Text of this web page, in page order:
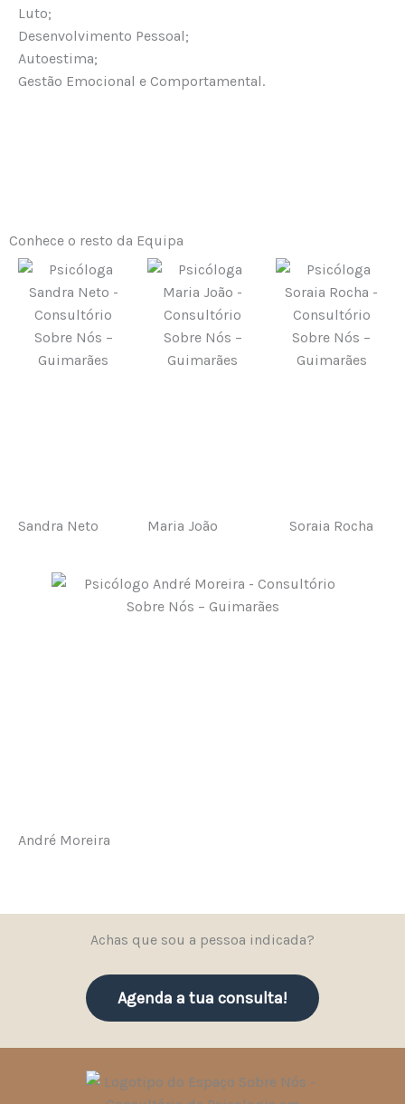
Luto;
Desenvolvimento Pessoal;
Autoestima;
Gestão Emocional e Comportamental.
Conhece o resto da Equipa
Sandra Neto Maria João Soraia Rocha
André Moreira
Achas que sou a pessoa indicada?
Agenda a tua consulta!